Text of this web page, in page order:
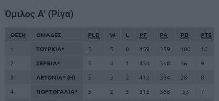
Όμιλος A’ (Ρίγα)
ΘΕΣΗ ΟΜΑΔΕΣ PLD W L PF PA PD
PTS
1
ΤΟΥΡΚΙΑ* 5 5 0 459 359 100
10
2
ΣΕΡΒΙΑ* 5 4 1 434 368 66
9
3
ΛΕΤΟΝΙΑ* (H) 5 3 2 412 384 28
8
4
ΠΟΡΤΟΓΑΛΙΑ* 5 2 3 315 368 -53
7